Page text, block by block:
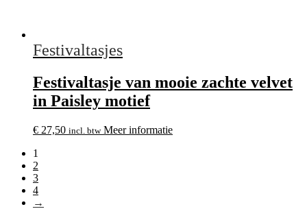
Festivaltasjes
Festivaltasje van mooie zachte velvet
in Paisley motief
€ 27,50 incl. btw Meer informatie
1
2
3
4
→